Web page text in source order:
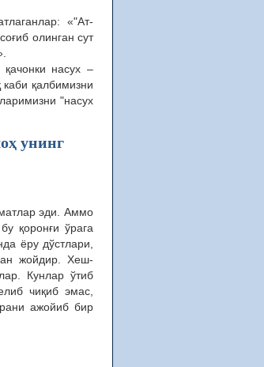
«"Ат-
олинган сут
насух –
каби қалбимизни
"насух
унинг
эди. Аммо
қоронғи ўрага
ёру дўстлари,
жойдир. Хеш-
Кунлар ўтиб
чиқиб эмас,
ажойиб бир